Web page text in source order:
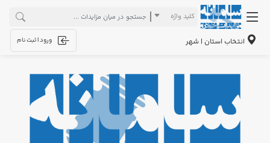
کلید واژه
انتخاب استان | شهر ورود | ثبت نام